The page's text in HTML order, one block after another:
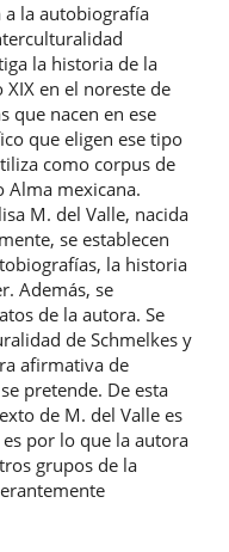
a la autobiografía
la historia de la
en el noreste de
que nacen en ese
que eligen ese tipo
como corpus de
Alma mexicana.
M. del Valle, nacida
se establecen
la historia
Además, se
de la autora. Se
de Schmelkes y
afirmativa de
pretende. De esta
de M. del Valle es
por lo que la autora
grupos de la